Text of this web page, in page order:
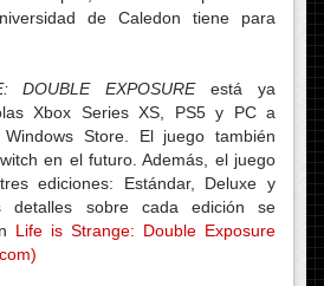
de Caledon tiene para
DOUBLE EXPOSUREestá ya
Xbox Series XS, PS5 y PC a
Store. El juego también
en el futuro. Además, el juego
ediciones: Estándar, Deluxe y
detalles sobre cada edición se
Life is Strange: Double Exposure